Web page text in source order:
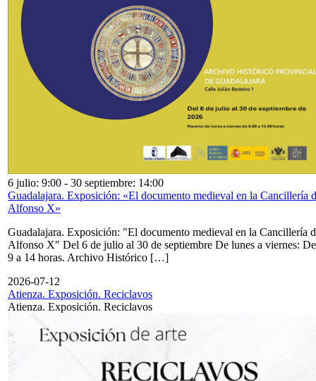
6 julio: 9:00 - 30 septiembre: 14:00
Guadalajara. Exposición: «El documento medieval en la Cancillería
Alfonso X»
Guadalajara. Exposición: "El documento medieval en la Cancillería
Alfonso X" Del 6 de julio al 30 de septiembre De lunes a viernes: De
9 a 14 horas. Archivo Histórico […]
2026-07-12
Atienza. Exposición. Reciclavos
Atienza. Exposición. Reciclavos